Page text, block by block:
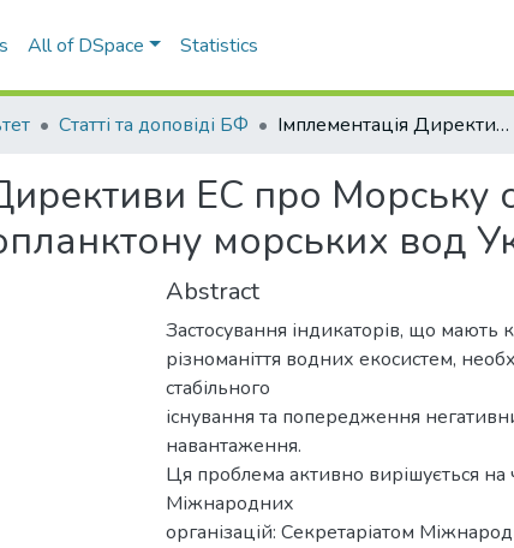
All of DSpace Statistics
Статті та доповіді БФ Імплементація Директиви ЕС про Морську стратегію для державного моніторингу зоопланктону морських вод України
ЕС про Морську
морських вод
Abstract
Застосування індикаторів, що мають
різноманіття водних екосистем,
стабільного
існування та попередження
навантаження.
Ця проблема активно вирішується на
Міжнародних
організацій: Секретаріатом